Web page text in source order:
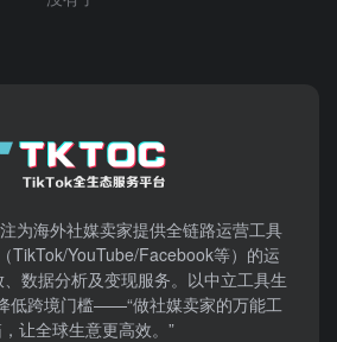
为海外社媒卖家提供全链路运营工具
TikTok/YouTube/Facebook等）​的运
数据分析及变现服务。以中立工具生
低跨境门槛——“做社媒卖家的万能工
让全球生意更高效。”